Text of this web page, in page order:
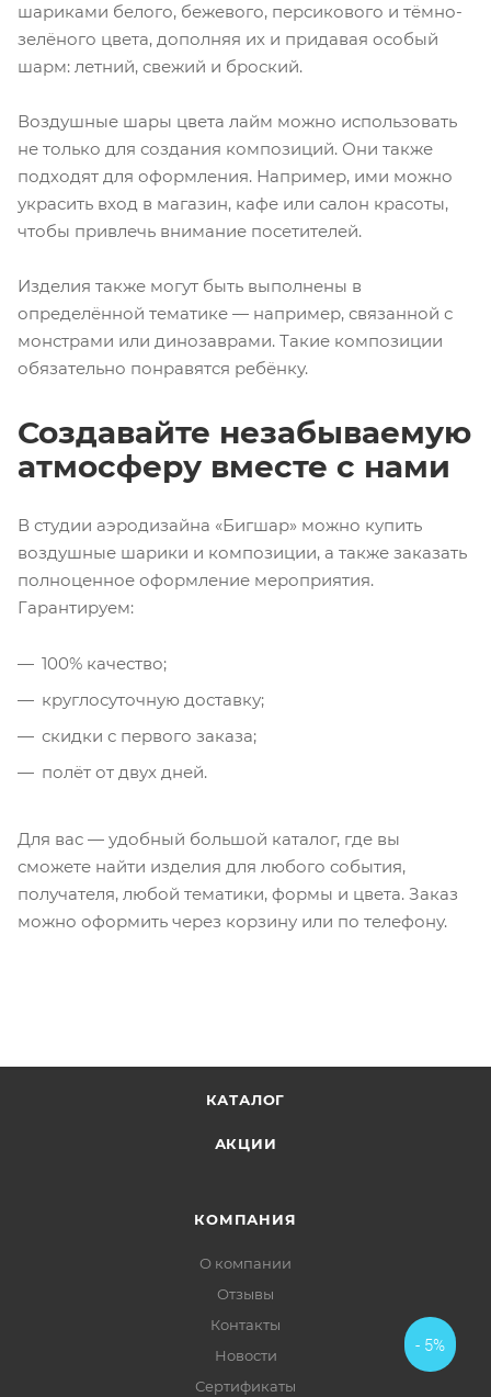
шариками белого, бежевого, персикового и тёмно-
зелёного цвета, дополняя их и придавая особый
шарм: летний, свежий и броский.
Воздушные шары цвета лайм можно использовать
не только для создания композиций. Они также
подходят для оформления. Например, ими можно
украсить вход в магазин, кафе или салон красоты,
чтобы привлечь внимание посетителей.
Изделия также могут быть выполнены в
определённой тематике — например, связанной с
монстрами или динозаврами. Такие композиции
обязательно понравятся ребёнку.
Создавайте незабываемую
атмосферу вместе с нами
В студии аэродизайна «Бигшар» можно купить
воздушные шарики и композиции, а также заказать
полноценное оформление мероприятия.
Гарантируем:
100% качество;
круглосуточную доставку;
скидки с первого заказа;
полёт от двух дней.
Для вас — удобный большой каталог, где вы
сможете найти изделия для любого события,
получателя, любой тематики, формы и цвета. Заказ
можно оформить через корзину или по телефону.
КАТАЛОГ
АКЦИИ
КОМПАНИЯ
О компании
Отзывы
Контакты
Новости
Сертификаты
- 5%